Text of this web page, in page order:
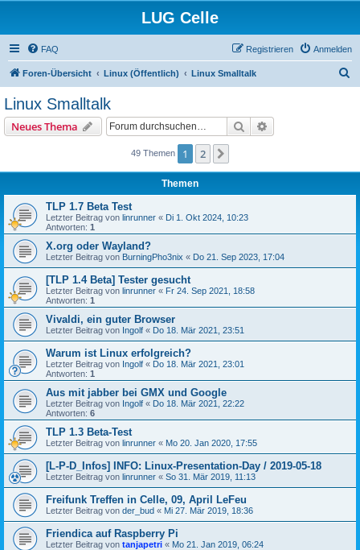
LUG Celle
FAQ Anmelden
Registrieren
Foren-Übersicht Linux (Öffentlich) Linux Smalltalk
Linux Smalltalk
Neues Thema Suche
49 Themen 1 2
Themen
TLP 1.7 Beta Test
Letzter Beitrag von linrunner « Di 1. Okt 2024, 10:23
Antworten: 1
X.org oder Wayland?
Letzter Beitrag von BurningPho3nix « Do 21. Sep 2023, 17:04
[TLP 1.4 Beta] Tester gesucht
Letzter Beitrag von linrunner « Fr 24. Sep 2021, 18:58
Antworten: 1
Vivaldi, ein guter Browser
Letzter Beitrag von Ingolf « Do 18. Mär 2021, 23:51
Warum ist Linux erfolgreich?
Letzter Beitrag von Ingolf « Do 18. Mär 2021, 23:01
Antworten: 1
Aus mit jabber bei GMX und Google
Letzter Beitrag von Ingolf « Do 18. Mär 2021, 22:22
Antworten: 6
TLP 1.3 Beta-Test
Letzter Beitrag von linrunner « Mo 20. Jan 2020, 17:55
[L-P-D_Infos] INFO: Linux-Presentation-Day / 2019-05-18
Letzter Beitrag von linrunner « So 31. Mär 2019, 11:13
Freifunk Treffen in Celle, 09, April LeFeu
Letzter Beitrag von der_bud « Mi 27. Mär 2019, 18:36
Friendica auf Raspberry Pi
Letzter Beitrag von tanjapetri « Mo 21. Jan 2019, 06:24